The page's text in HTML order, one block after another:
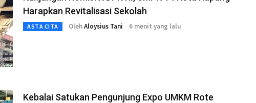
Harapkan Revitalisasi Sekolah
ASTA CITA OlehAloysius Tani 6 menit yang lalu
Kebalai Satukan Pengunjung Expo UMKM Rote